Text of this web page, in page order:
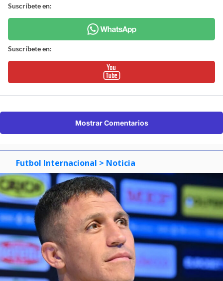
Suscríbete en:
Suscríbete en:
Mostrar Comentarios
Futbol Internacional > Noticia